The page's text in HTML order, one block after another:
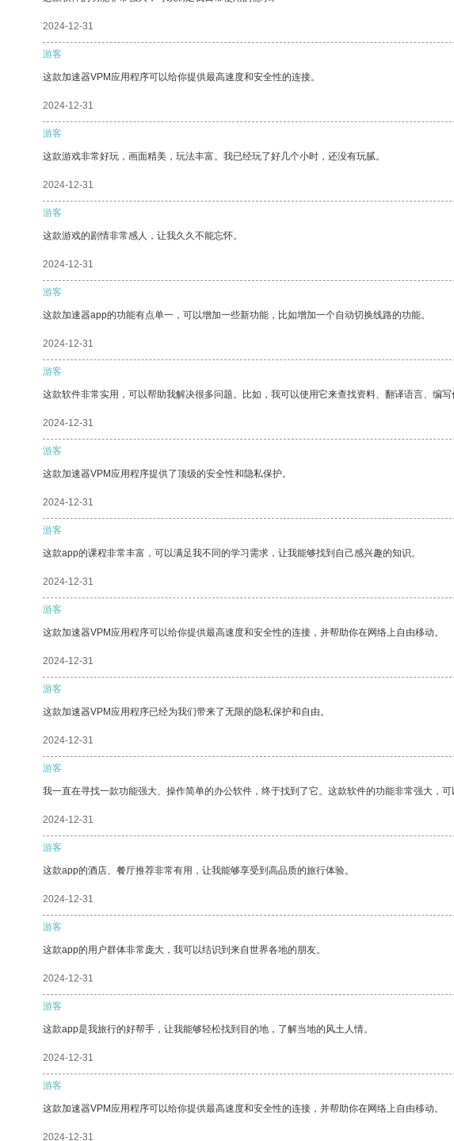
2024-12-31
游客
这款加速器VPM应用程序可以给你提供最高速度和安全性的连接。
2024-12-31
游客
这款游戏非常好玩，画面精美，玩法丰富。我已经玩了好几个小时，还没有玩腻。
2024-12-31
游客
这款游戏的剧情非常感人，让我久久不能忘怀。
2024-12-31
游客
这款加速器app的功能有点单一，可以增加一些新功能，比如增加一个自动切换线路的功能。
2024-12-31
游客
这款软件非常实用，可以帮助我解决很多问题。比如，我可以使用它来查找资料、翻译语言、编写
2024-12-31
游客
这款加速器VPM应用程序提供了顶级的安全性和隐私保护。
2024-12-31
游客
这款app的课程非常丰富，可以满足我不同的学习需求，让我能够找到自己感兴趣的知识。
2024-12-31
游客
这款加速器VPM应用程序可以给你提供最高速度和安全性的连接，并帮助你在网络上自由移动。
2024-12-31
游客
这款加速器VPM应用程序已经为我们带来了无限的隐私保护和自由。
2024-12-31
游客
我一直在寻找一款功能强大、操作简单的办公软件，终于找到了它。这款软件的功能非常强大，
2024-12-31
游客
这款app的酒店、餐厅推荐非常有用，让我能够享受到高品质的旅行体验。
2024-12-31
游客
这款app的用户群体非常庞大，我可以结识到来自世界各地的朋友。
2024-12-31
游客
这款app是我旅行的好帮手，让我能够轻松找到目的地，了解当地的风土人情。
2024-12-31
游客
这款加速器VPM应用程序可以给你提供最高速度和安全性的连接，并帮助你在网络上自由移动。
2024-12-31